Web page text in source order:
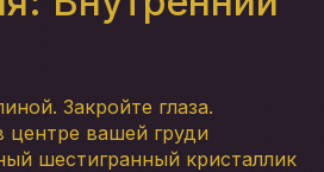
Закройте глаза.
центре вашей груди
шестигранный кристаллик